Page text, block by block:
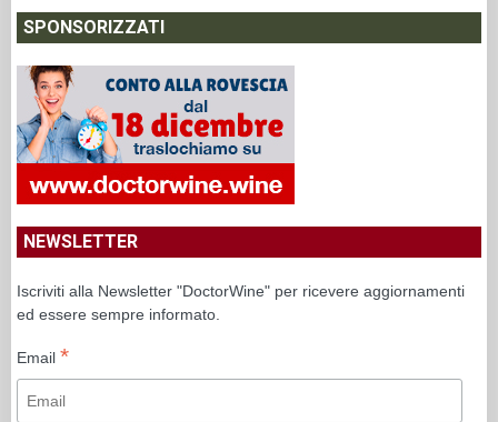
SPONSORIZZATI
NEWSLETTER
Iscriviti alla Newsletter "DoctorWine" per ricevere aggiornamenti
ed essere sempre informato.
Email *